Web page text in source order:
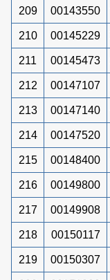
209 00143550
210 00145229
211 00145473
212 00147107
213 00147140
214 00147520
215 00148400
216 00149800
217 00149908
218 00150117
219 00150307